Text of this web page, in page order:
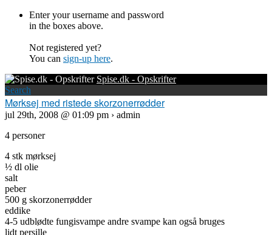
Enter your username and password
in the boxes above.
Not registered yet?
You can sign-up here.
Spise.dk - Opskrifter
Search
Mørksej med ristede skorzonerrødder
jul 29th, 2008 @ 01:09 pm › admin
4 personer
4 stk mørksej
½ dl olie
salt
peber
500 g skorzonerrødder
eddike
4-5 udblødte fungisvampe andre svampe kan også bruges
lidt persille